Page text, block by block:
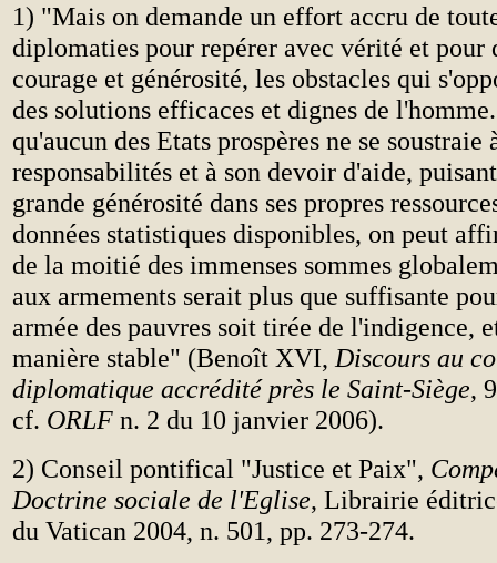
1) "Mais on demande un effort accru de
diplomaties pour repérer avec vérité et pour
courage et générosité, les obstacles qui
des solutions efficaces et dignes de
qu'aucun des Etats prospères ne se soustraie
responsabilités et à son devoir d'aide,
grande générosité dans ses propres
données statistiques disponibles, on peut
de la moitié des immenses sommes
aux armements serait plus que suffisante
armée des pauvres soit tirée de l'indigence,
manière stable" (Benoît XVI, Discours au
diplomatique accrédité près le Saint-Siège,
cf. ORLF n. 2 du 10 janvier 2006).
2) Conseil pontifical "Justice et Paix",
Doctrine sociale de l'Eglise, Librairie
du Vatican 2004, n. 501, pp. 273-274.